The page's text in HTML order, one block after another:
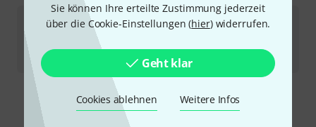
Sie können Ihre erteilte Zustimmung jederzeit
über die Cookie-Einstellungen (hier) widerrufen.
Geht klar
Cookies ablehnen Weitere Infos
the sssnake SK233-0,3 angled XLR Patch MF
Sofort lieferbar
Kostenloser Versand ab 29 €
Alle Preise inkl. MwSt.